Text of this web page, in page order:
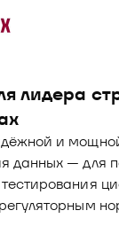
лидера
и
данных — для